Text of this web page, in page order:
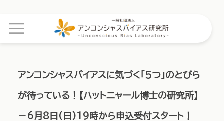
アンコンシャスバイアスに気づく「５つ」のとびら
が待っている！【ハットニャール博士の研究所】
－6月8日(日)19時から申込受付スタート！